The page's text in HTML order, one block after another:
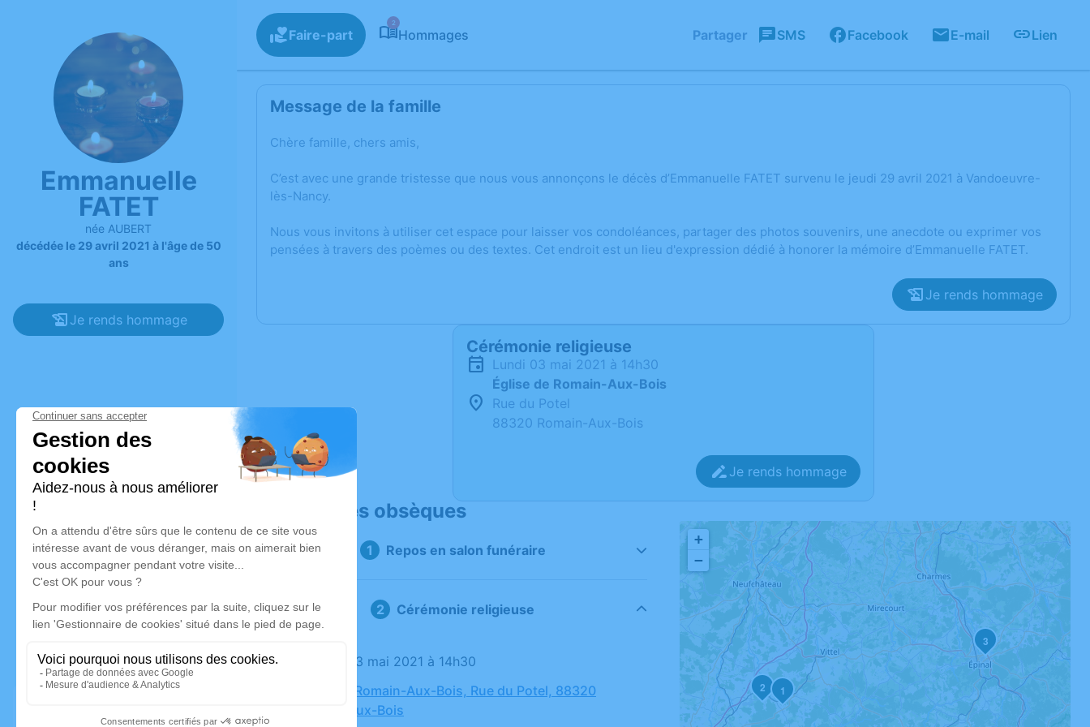
Emmanuelle
FATET
née AUBERT
décédée le 29 avril 2021 à l'âge de 50
ans
Je rends hommage
Faire-part
2
Hommages Partager SMS Facebook E-mail Lien
Message de la famille
Chère famille, chers amis,
C’est avec une grande tristesse que nous vous annonçons le décès d’Emmanuelle FATET survenu le jeudi 29 avril 2021 à Vandoeuvre-
lès-Nancy.
Nous vous invitons à utiliser cet espace pour laisser vos condoléances, partager des photos souvenirs, une anecdote ou exprimer vos
pensées à travers des poèmes ou des textes. Cet endroit est un lieu d'expression dédié à honorer la mémoire d’Emmanuelle FATET.
Je rends hommage
Cérémonie religieuse
lundi 03 mai 2021 à 14h30
Église de Romain-Aux-Bois
Rue du Potel
88320 Romain-Aux-Bois
Je rends hommage
Déroulé des obsèques
Repos en salon funéraire
Cérémonie religieuse
Le lundi 03 mai 2021 à 14h30
Église de Romain-Aux-Bois, Rue du Potel, 88320
Romain-Aux-Bois
1
2
3
+
−